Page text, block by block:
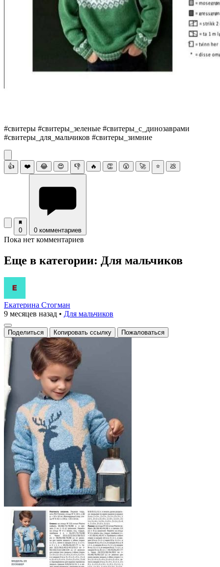
#свитеры #свитеры_зеленые #свитеры_с_динозаврами
#свитеры_для_мальчиков #свитеры_зимние
👍 ❤️ 😂 😍 👎 🔥 👏 😮 🚀 ⭐ 💩
0 0 комментариев
Пока нет комментариев
Еще в категории: Для мальчиков
Екатерина Стогман
9 месяцев назад • Для мальчиков
Поделиться Копировать ссылку Пожаловаться